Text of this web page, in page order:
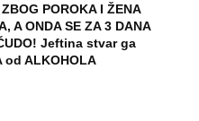
POROKA I ŽENA
A ONDA SE ZA 3 DANA
Jeftina stvar ga
od ALKOHOLA